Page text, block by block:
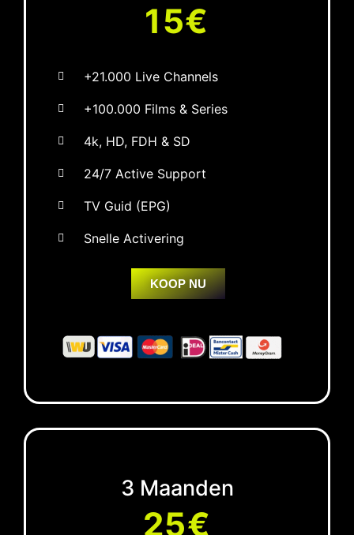
15€
+21.000 Live Channels
+100.000 Films & Series
4k, HD, FDH & SD
24/7 Active Support
TV Guid (EPG)
Snelle Activering
KOOP NU
3 Maanden
25€